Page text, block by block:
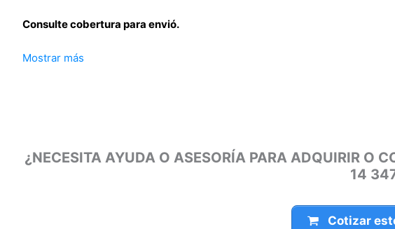
Consulte cobertura para envió.
Leticia, Medellín, Arauca, Barranquilla, Cartagena, Tunja, Manizales,
Mostrar más
¿NECESITA AYUDA O ASESORÍA PARA ADQUIRIR O
14
Cotizar